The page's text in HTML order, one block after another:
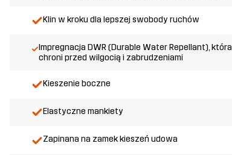
Klin w kroku dla lepszej swobody ruchów
Impregnacja DWR (Durable Water Repellant), która
chroni przed wilgocią i zabrudzeniami
Kieszenie boczne
Elastyczne mankiety
Zapinana na zamek kieszeń udowa